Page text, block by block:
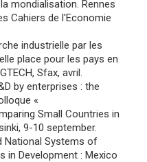
mondialisation. Rennes
Cahiers de l'Economie
industrielle par les
place pour les pays en
Sfax, avril.
by enterprises : the
«
Small Countries in
9-10 september.
National Systems of
in Development : Mexico